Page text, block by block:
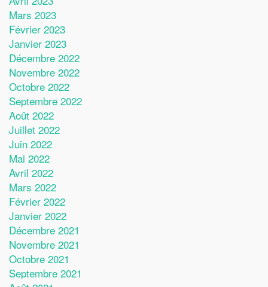
Mars 2023
Février 2023
Janvier 2023
Décembre 2022
Novembre 2022
Octobre 2022
Septembre 2022
Août 2022
Juillet 2022
Juin 2022
Mai 2022
Avril 2022
Mars 2022
Février 2022
Janvier 2022
Décembre 2021
Novembre 2021
Octobre 2021
Septembre 2021